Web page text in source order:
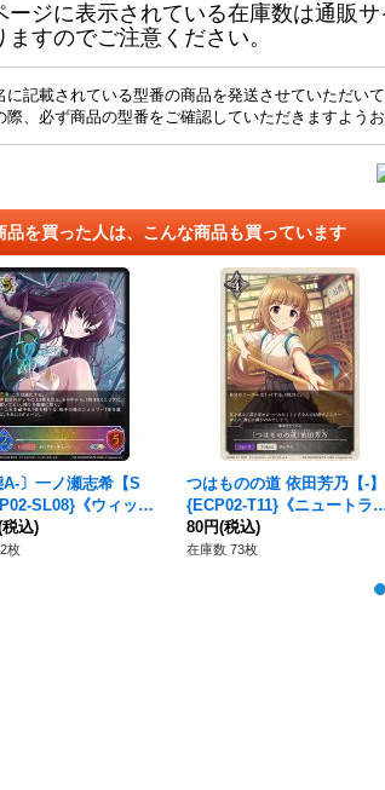
ージに表示されている在庫数は通販
ますのでご注意ください。
記載されている型番の商品を発送させていただい
際、必ず商品の型番をご確認していただきますようお
品を買った人は、こんな商品も買っています
〕一ノ瀬志希【S
SL08}《ウィッ
税込)
枚
つはものの道 依田芳乃【-】
{ECP02-T11}《ニュートラ
ル》
80円(税込)
在庫数 73枚